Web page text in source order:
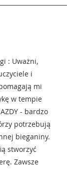
: Uważni,
i
mi
w tempie
- bardzo
potrzebują
bieganiny.
stworzyć
Zawsze